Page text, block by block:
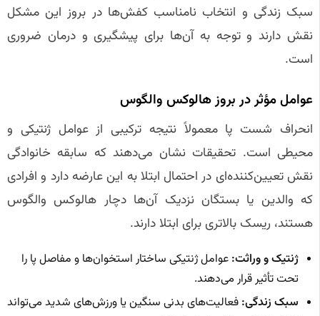
سبک زندگی و انتخاب نامناسب کفش‌ها در بروز این مشکل
نقش دارند و توجه به آن‌ها برای پیشگیری و درمان ضروری
است.
عوامل مؤثر در بروز هالوکس والگوس
انحراف شست پا معمولاً نتیجه ترکیبی از عوامل ژنتیکی و
محیطی است. تحقیقات نشان می‌دهند که سابقه خانوادگی
نقش تعیین‌کننده‌ای در احتمال ابتلا به این عارضه دارد و افرادی
که والدین یا بستگان نزدیک آن‌ها دچار هالوکس والگوس
هستند، ریسک بالاتری برای ابتلا دارند.
ژنتیک و وراثت: عوامل ژنتیکی ساختار استخوان‌ها و مفاصل پا را
تحت تأثیر قرار می‌دهند.
سبک زندگی: فعالیت‌های بدنی سنگین یا ورزش‌های شدید می‌تواند